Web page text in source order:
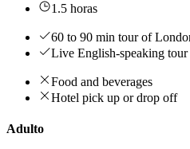
1.5 horas
60 to 90 min tour of
Live English-speaking tour
Food and beverages
Hotel pick up or drop off
Adulto